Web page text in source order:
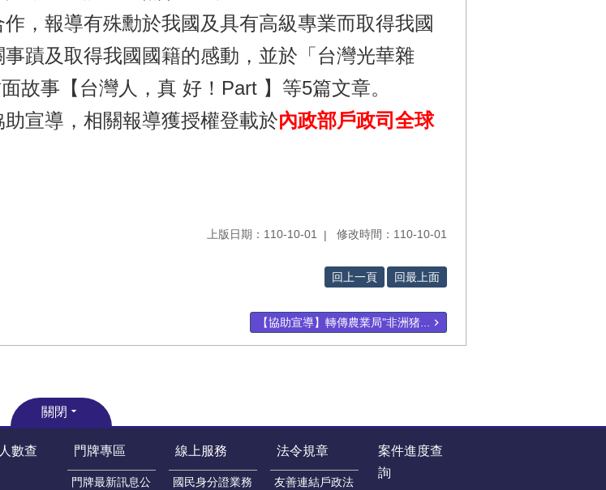
，報導有殊勳於我國及具有高級專業而取得我國
蹟及取得我國國籍的感動，並於「台灣光華雜
故事【台灣人，真 好！Part 】等5篇文章。
宣導，相關報導獲授權登載於內政部戶政司全球
上版日期：110-10-01 修改時間：110-10-01
回上一頁 回最上面
【協助宣導】轉傳農業局"非洲猪...
關閉
數查
門牌專區
門牌最新訊息公
線上服務
國民身分證業務
法令規章
友善連結戶政法
案件進度查
詢